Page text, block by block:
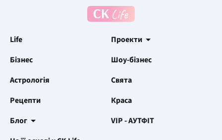
Life
Проекти
Бізнес
Шоу-бізнес
Астрологія
Свята
Рецепти
Краса
Блог
VIP - АУТФІТ